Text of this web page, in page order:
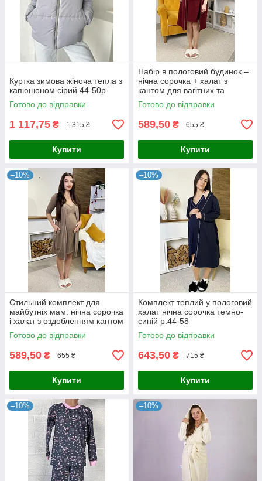
Куртка зимова жіноча тепла з
капюшоном сірий 44-50p
Готово до відправки
1 117,75 ₴ 1 315 ₴
Купити
Набір в пологовий будинок –
нічна сорочка + халат з
кантом для вагітних та
годуючих бордовий 44-54р.
Готово до відправки
589,50 ₴ 655 ₴
Купити
–10%
Стильний комплект для
майбутніх мам: нічна сорочка
і халат з оздобленням кантом
мокко 44-54р.
Готово до відправки
589,50 ₴ 655 ₴
Купити
–10%
Комплект теплий у пологовий
халат нічна сорочка темно-
синій р.44-58
Готово до відправки
643,50 ₴ 715 ₴
Купити
–10% –10%